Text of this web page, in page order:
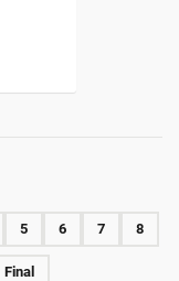
5 6 7 8
Final